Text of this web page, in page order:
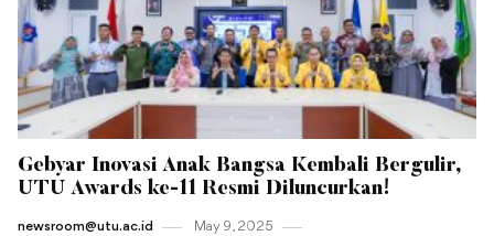
Gebyar Inovasi Anak Bangsa Kembali Bergulir,
UTU Awards ke-11 Resmi Diluncurkan!
newsroom@utu.ac.id May 9 , 2025